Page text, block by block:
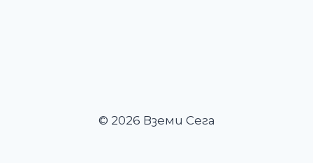
© 2026 Вземи Сега